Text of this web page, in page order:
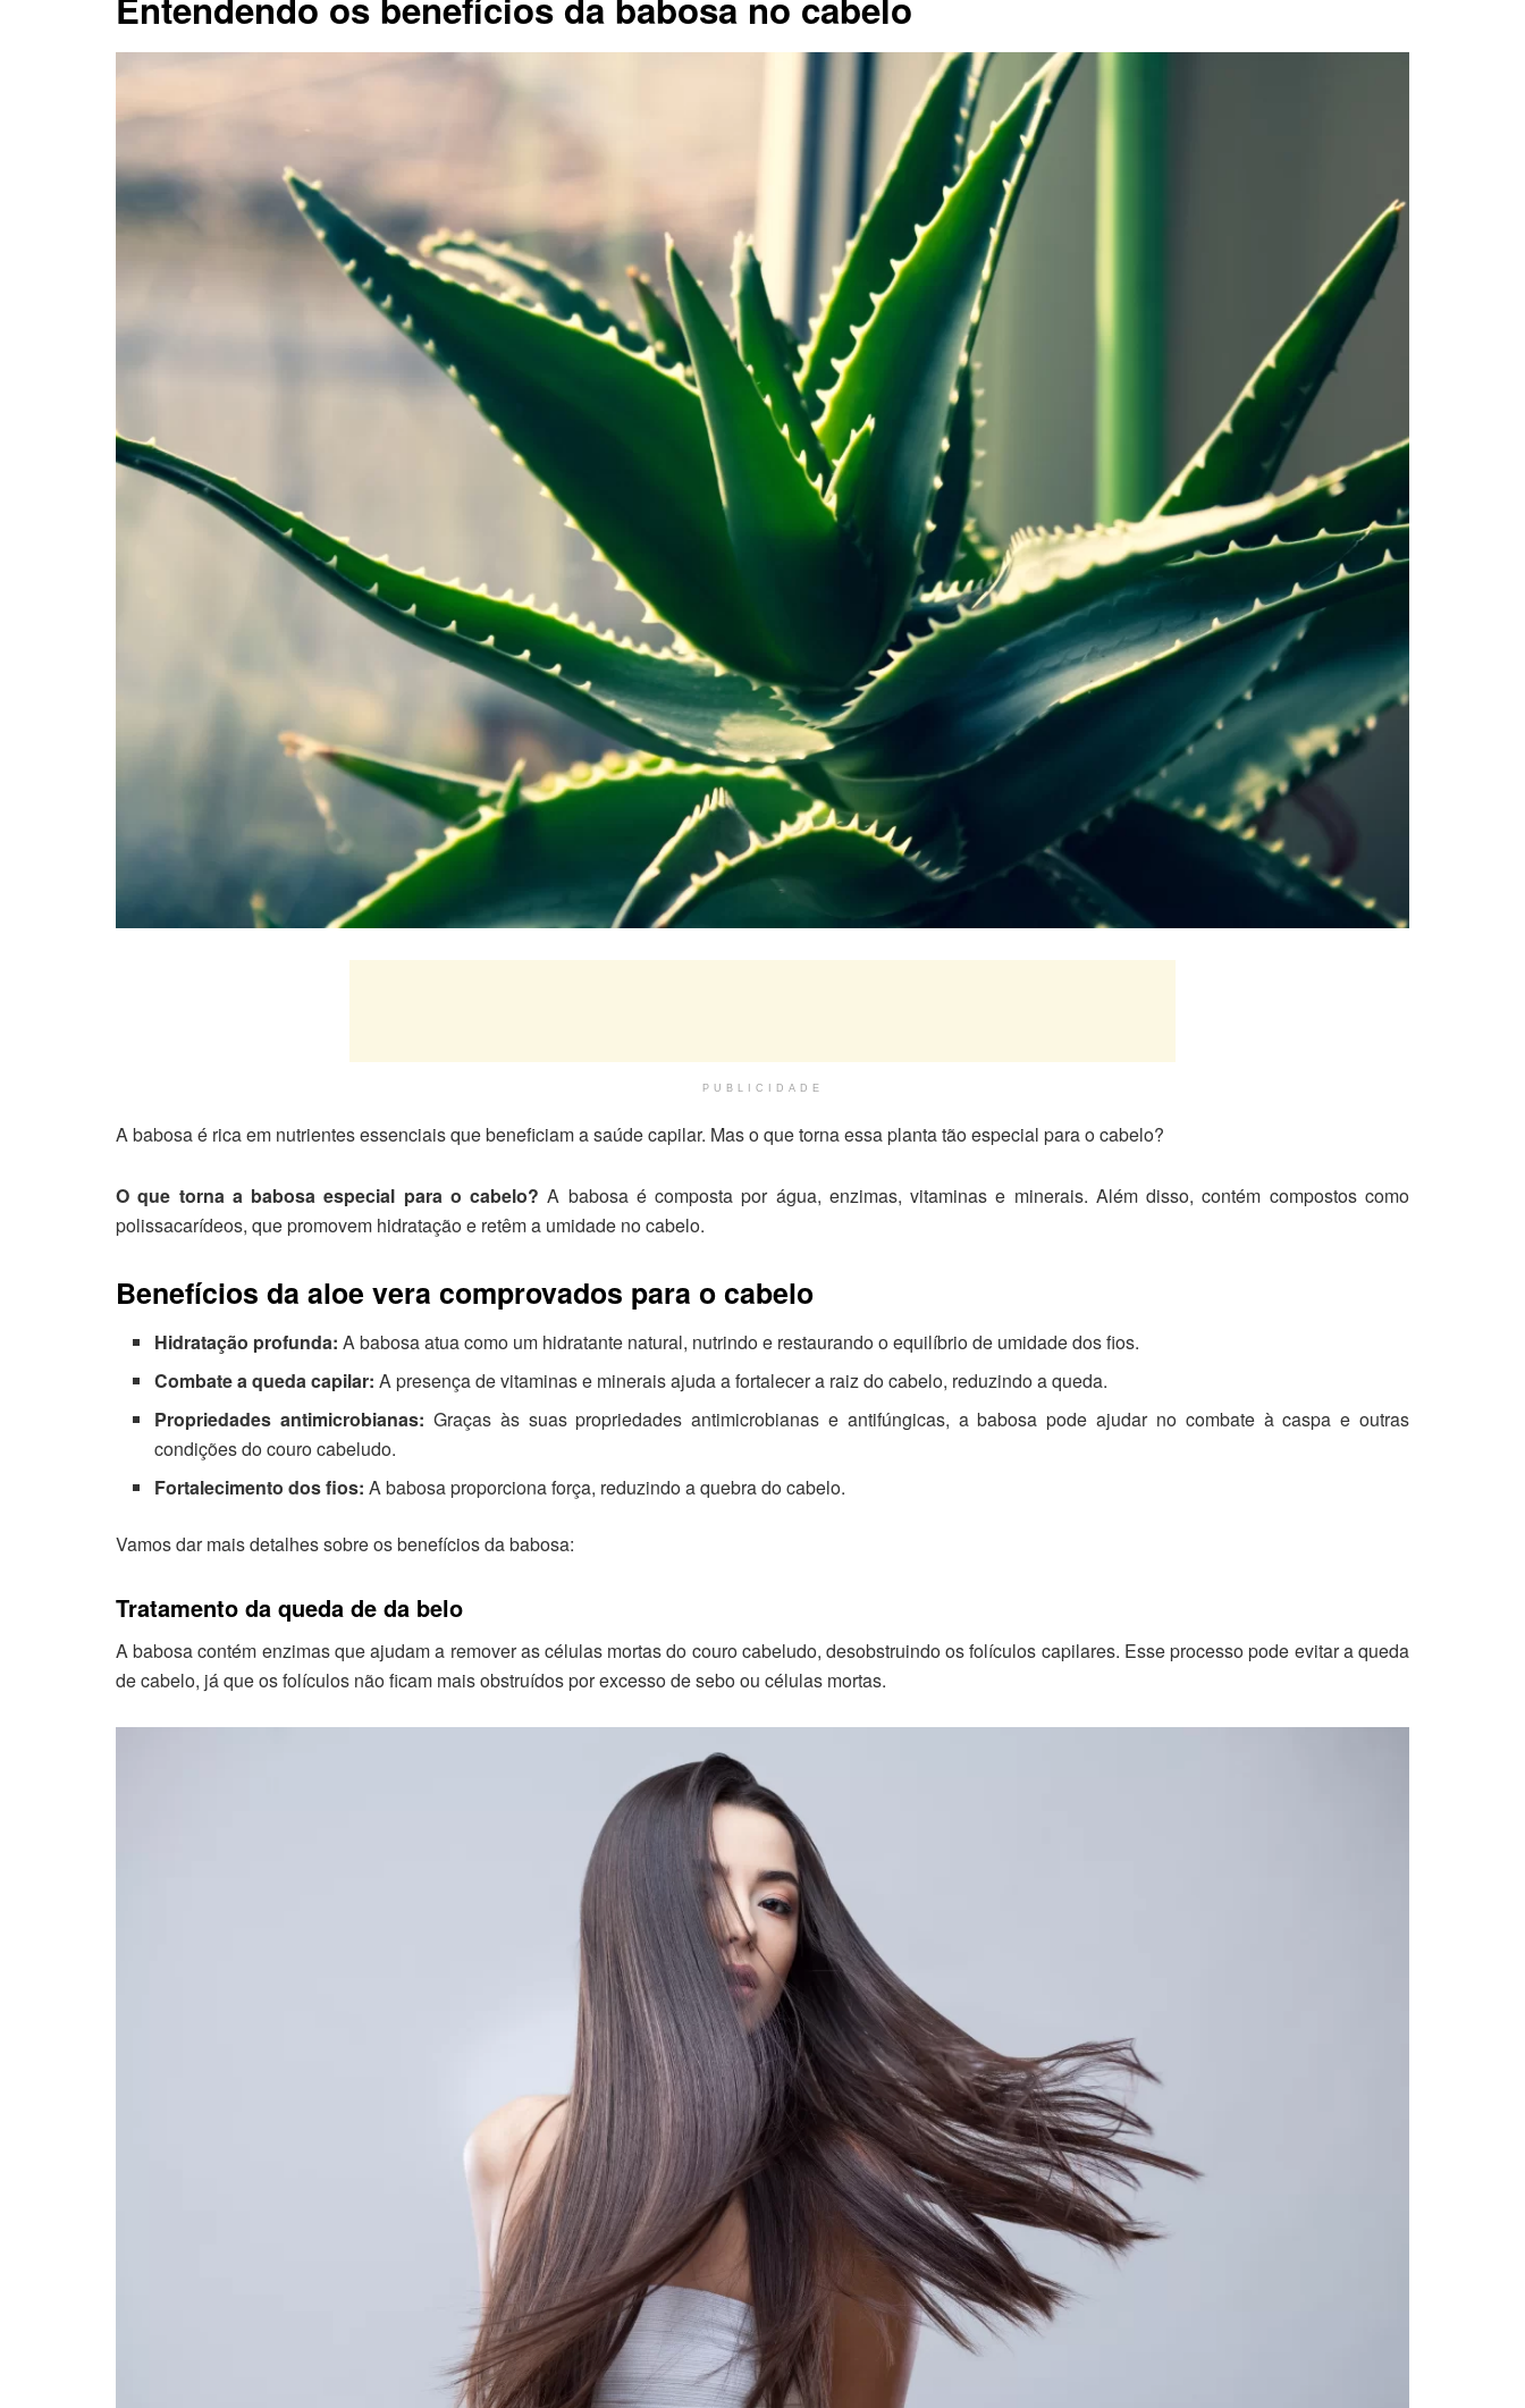
PUBLICIDADE
A babosa é rica em nutrientes essenciais que beneficiam a saúde capilar. Mas o que torna essa planta tão especial para o cabelo?
O que torna a babosa especial para o cabelo? A babosa é composta por água, enzimas, vitaminas e minerais. Além disso, contém compostos como
polissacarídeos, que promovem hidratação e retêm a umidade no cabelo.
Benefícios da aloe vera comprovados para o cabelo
Hidratação profunda: A babosa atua como um hidratante natural, nutrindo e restaurando o equilíbrio de umidade dos fios.
Combate a queda capilar: A presença de vitaminas e minerais ajuda a fortalecer a raiz do cabelo, reduzindo a queda.
Propriedades antimicrobianas: Graças às suas propriedades antimicrobianas e antifúngicas, a babosa pode ajudar no combate à caspa e outras
condições do couro cabeludo.
Fortalecimento dos fios: A babosa proporciona força, reduzindo a quebra do cabelo.
Vamos dar mais detalhes sobre os benefícios da babosa:
Tratamento da queda de da belo
A babosa contém enzimas que ajudam a remover as células mortas do couro cabeludo, desobstruindo os folículos capilares. Esse processo pode evitar a queda
de cabelo, já que os folículos não ficam mais obstruídos por excesso de sebo ou células mortas.